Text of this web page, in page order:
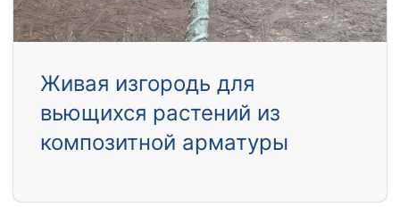
Живая изгородь для
вьющихся растений из
композитной арматуры